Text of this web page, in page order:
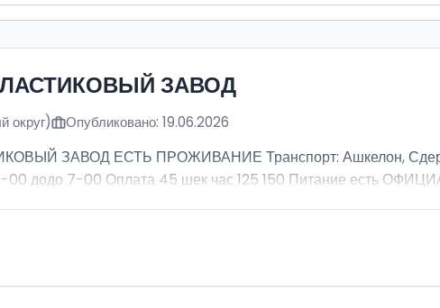
ЗАВОД
округ) Опубликовано: 19.06.2026
ЗАВОД ЕСТЬ ПРОЖИВАНИЕ Транспорт: Ашкелон,
00 додо 7-00 Оплата 45 шек час 125 150 Питание есть